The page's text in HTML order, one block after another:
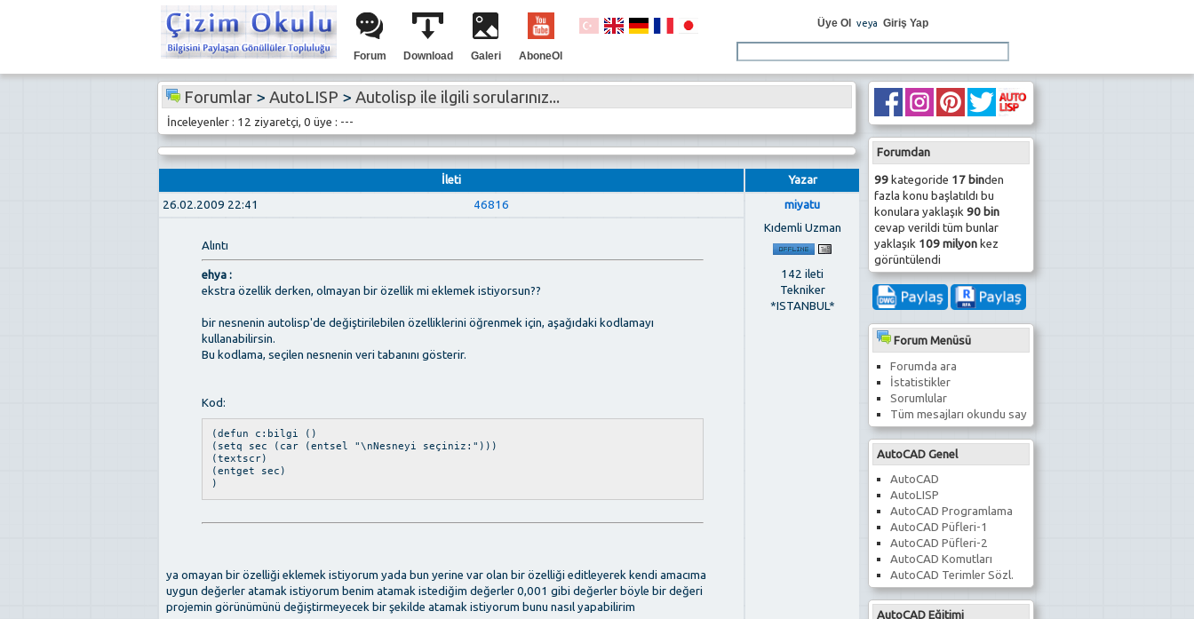
Forum Download Galeri AboneOl
Üye Ol veya Giriş Yap
Forumdan
99kategoride 17 binden
fazla konu başlatıldı bu
konulara yaklaşık 90 bin
cevap verildi tüm bunlar
yaklaşık 109 milyonkez
görüntülendi
Forum Menüsü
Forumda ara
İstatistikler
Sorumlular
Tüm mesajları okundu say
AutoCAD Genel
AutoCAD
AutoLISP
AutoCAD Programlama
AutoCAD Püfleri-1
AutoCAD Püfleri-2
AutoCAD Komutları
AutoCAD Terimler Sözl.
AutoCAD Eğitimi
Forumlar> AutoLISP > Autolisp ile ilgili sorularınız...
İnceleyenler : 12 ziyaretçi, 0 üye : ---
İleti
Yazar
26.02.2009 22:41
46816
miyatu
Kıdemli Uzman
142 ileti
Tekniker
*ISTANBUL*
Alıntı
ehya :
ekstra özellik derken, olmayan bir özellik mi eklemek istiyorsun??
bir nesnenin autolisp'de değiştirilebilen özelliklerini öğrenmek için, aşağıdaki kodlamayı
kullanabilirsin.
Bu kodlama, seçilen nesnenin veri tabanını gösterir.
Kod:
(defun c:bilgi ()
(setq sec (car (entsel "\nNesneyi seçiniz:")))
(textscr)
(entget sec)
)
ya omayan bir özelliği eklemek istiyorum yada bun yerine var olan bir özelliği editleyerek kendi amacıma
uygun değerler atamak istiyorum benim atamak istediğim değerler 0,001 gibi değerler böyle bir değeri
projemin görünümünü değiştirmeyecek bir şekilde atamak istiyorum bunu nasıl yapabilirim